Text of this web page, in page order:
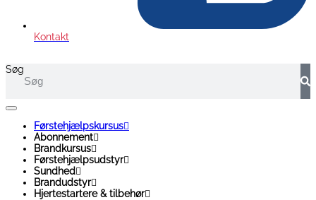
Kontakt
Søg
Førstehjælpskursus
Abonnement
Brandkursus
Førstehjælpsudstyr
Sundhed
Brandudstyr
Hjertestartere & tilbehør